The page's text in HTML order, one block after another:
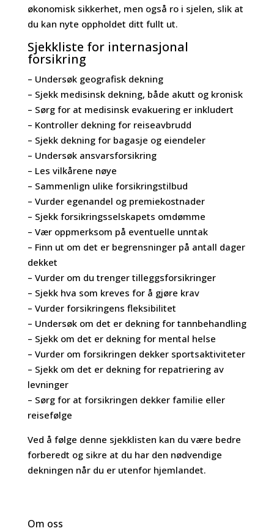
økonomisk sikkerhet, men også ro i sjelen, slik at
du kan nyte oppholdet ditt fullt ut.
Sjekkliste for internasjonal
forsikring
– Undersøk geografisk dekning
– Sjekk medisinsk dekning, både akutt og kronisk
– Sørg for at medisinsk evakuering er inkludert
– Kontroller dekning for reiseavbrudd
– Sjekk dekning for bagasje og eiendeler
– Undersøk ansvarsforsikring
– Les vilkårene nøye
– Sammenlign ulike forsikringstilbud
– Vurder egenandel og premiekostnader
– Sjekk forsikringsselskapets omdømme
– Vær oppmerksom på eventuelle unntak
– Finn ut om det er begrensninger på antall dager
dekket
– Vurder om du trenger tilleggsforsikringer
– Sjekk hva som kreves for å gjøre krav
– Vurder forsikringens fleksibilitet
– Undersøk om det er dekning for tannbehandling
– Sjekk om det er dekning for mental helse
– Vurder om forsikringen dekker sportsaktiviteter
– Sjekk om det er dekning for repatriering av
levninger
– Sørg for at forsikringen dekker familie eller
reisefølge
Ved å følge denne sjekklisten kan du være bedre
forberedt og sikre at du har den nødvendige
dekningen når du er utenfor hjemlandet.
Om oss